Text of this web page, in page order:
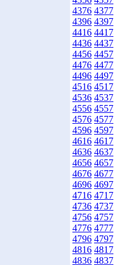
4376 4377
4396 4397
4416 4417
4436 4437
4456 4457
4476 4477
4496 4497
4516 4517
4536 4537
4556 4557
4576 4577
4596 4597
4616 4617
4636 4637
4656 4657
4676 4677
4696 4697
4716 4717
4736 4737
4756 4757
4776 4777
4796 4797
4816 4817
4836 4837